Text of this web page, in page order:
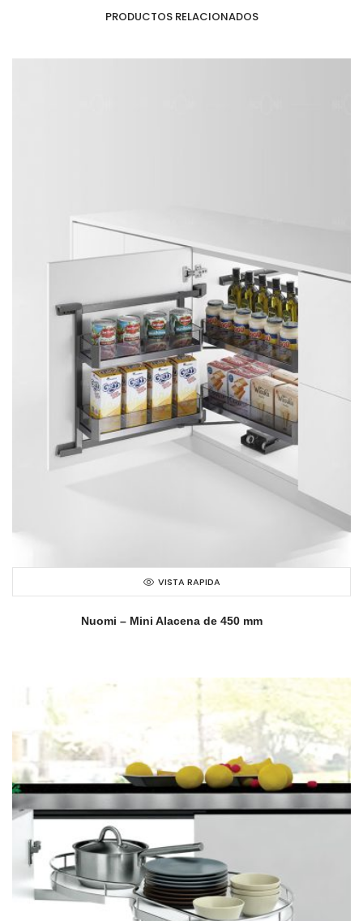
PRODUCTOS RELACIONADOS
VISTA RAPIDA
Nuomi – Mini Alacena de 450 mm